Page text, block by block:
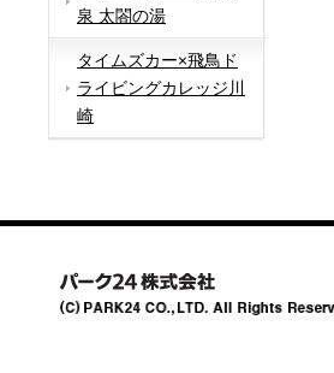
泉 太閤の湯
タイムズカー×飛鳥ド
ライビングカレッジ川
崎